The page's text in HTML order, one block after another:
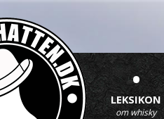
•
LEKSIKON
om whisky